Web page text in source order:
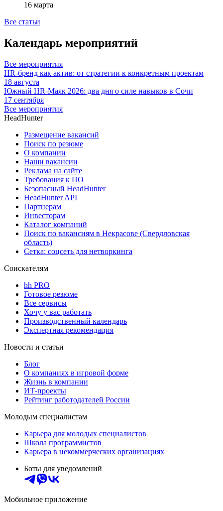
16 марта
Все статьи
Календарь мероприятий
Все мероприятия
HR-бренд как актив: от стратегии к конкретным проектам
18 августа
Южный HR-Маяк 2026: два дня о силе навыков в Сочи
17 сентября
Все мероприятия
HeadHunter
Размещение вакансий
Поиск по резюме
О компании
Наши вакансии
Реклама на сайте
Требования к ПО
Безопасный HeadHunter
HeadHunter API
Партнерам
Инвесторам
Каталог компаний
Поиск по вакансиям в Некрасове (Свердловская
область)
Сетка: соцсеть для нетворкинга
Соискателям
hh PRO
Готовое резюме
Все сервисы
Хочу у вас работать
Производственный календарь
Экспертная рекомендация
Новости и статьи
Блог
О компаниях в игровой форме
Жизнь в компании
ИТ-проекты
Рейтинг работодателей России
Молодым специалистам
Карьера для молодых специалистов
Школа программистов
Карьера в некоммерческих организациях
Боты для уведомлений
Мобильное приложение